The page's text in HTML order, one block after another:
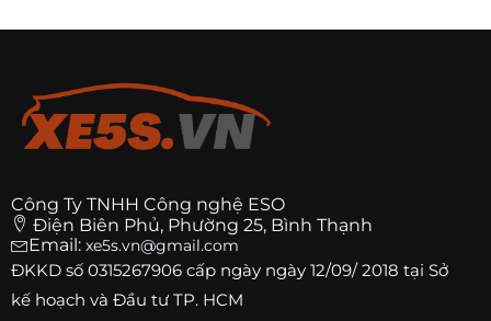
Công Ty TNHH Công nghệ ESO
Điện Biên Phủ, Phường 25, Bình Thạnh
Email: xe5s.vn@gmail.com
ĐKKD số 0315267906 cấp ngày ngày 12/09/ 2018 tại Sở
kế hoạch và Đầu tư TP. HCM